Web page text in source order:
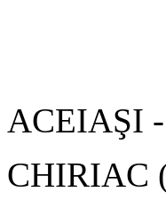
ACEIAŞI
CHIRIAC